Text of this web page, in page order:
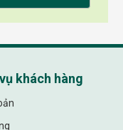
khách hàng